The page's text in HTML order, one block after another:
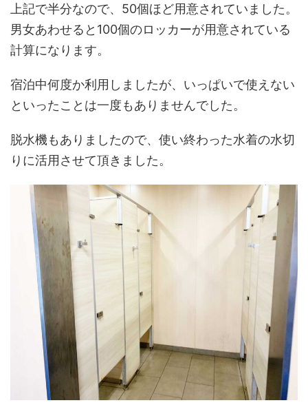
上記で半分なので、50個ほど用意されていました。
男女あわせると100個のロッカーが用意されている
計算になります。
宿泊中何度か利用しましたが、いっぱいで使えない
といったことは一度もありませんでした。
脱水機もありましたので、使い終わった水着の水切
りに活用させて頂きました。